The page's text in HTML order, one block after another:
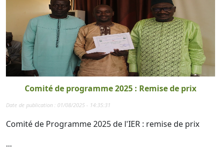
Comité de programme 2025 : Remise de prix
Date de publication : 01/08/2025 - 14:35:31
Comité de Programme 2025 de l'IER : remise de prix
...